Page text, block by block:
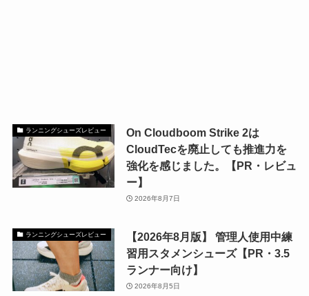
ランニングシューズレビュー
On Cloudboom Strike 2は
CloudTecを廃止しても推進力を
強化を感じました。【PR・レビュ
ー】
2026年8月7日
ランニングシューズレビュー
【2026年8月版】 管理人使用中練
習用スタメンシューズ【PR・3.5
ランナー向け】
2026年8月5日